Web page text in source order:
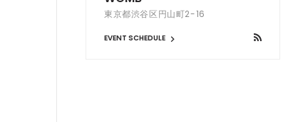
東京都渋谷区円山町2-16
EVENT SCHEDULE